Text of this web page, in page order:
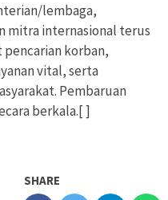
lembaga,
mitra internasional terus
korban,
vital, serta
Pembaruan
berkala.[ ]
SHARE